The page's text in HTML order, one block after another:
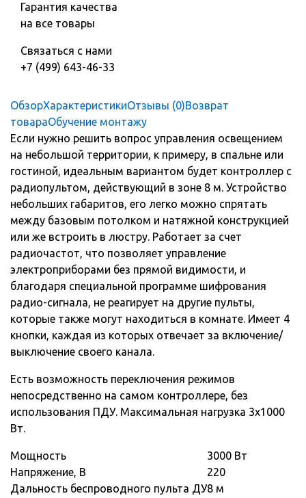
Гарантия качества
на все товары
Связаться с нами
+7 (499) 643-46-33
ОбзорХарактеристикиОтзывы (0)Возврат
товараОбучение монтажу
Если нужно решить вопрос управления освещением
на небольшой территории, к примеру, в спальне или
гостиной, идеальным вариантом будет контроллер с
радиопультом, действующий в зоне 8 м. Устройство
небольших габаритов, его легко можно спрятать
между базовым потолком и натяжной конструкцией
или же встроить в люстру. Работает за счет
радиочастот, что позволяет управление
электроприборами без прямой видимости, и
благодаря специальной программе шифрования
радио-сигнала, не реагирует на другие пульты,
которые также могут находиться в комнате. Имеет 4
кнопки, каждая из которых отвечает за включение/
выключение своего канала.
Есть возможность переключения режимов
непосредственно на самом контроллере, без
использования ПДУ. Максимальная нагрузка 3х1000
Вт.
Мощность
3000 Вт
Напряжение, В
220
Дальность беспроводного пульта ДУ8 м